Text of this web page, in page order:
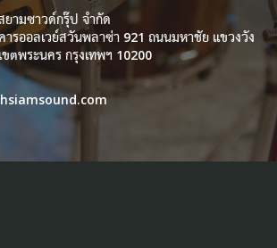
ามซาวด์กรุ๊ป จำกัด
รออลเวย์สวันพลาซ่า 921 ถนนมหาชัย แขวงวัง
ตพระนคร กรุงเทพฯ 10200